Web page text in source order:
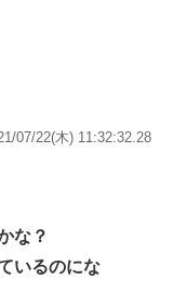
07/22(木) 11:32:32.28
な？
いるのにな